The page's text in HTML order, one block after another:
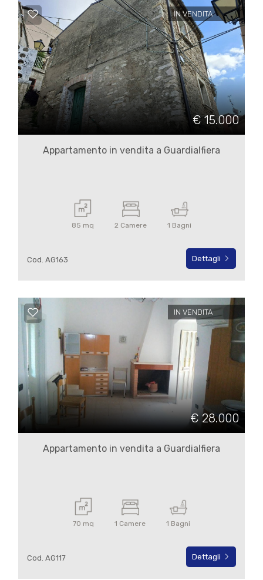
IN VENDITA
€ 15.000
Appartamento in vendita a Guardialfiera
85 mq 2 Camere 1 Bagni
Cod. AG163 Dettagli
IN VENDITA
€ 28.000
Appartamento in vendita a Guardialfiera
70 mq 1 Camere 1 Bagni
Cod. AG117 Dettagli